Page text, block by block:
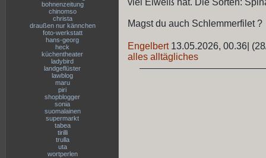
bohnenzeitung
chinomso
christa
draußen nur kännchen
foto-werkstatt
hans-georg
heck
küchentheater
ladybird
landgeflüster
lawblog
maru
piri
shopblogger
sonia
suomalainen
supermarkt
tabea
tirilli
trulla
uta
wortperlen
viel Eiweiß hat. Die Sorten:
Magst du auch Schlemmerfilet ?
Engelbert 13.05.2026, 00.36
alles alltägliches